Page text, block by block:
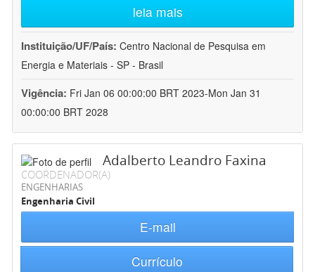
leia mais
Instituição/UF/País: Centro Nacional de Pesquisa em
Energia e Materiais - SP - Brasil
Vigência: Fri Jan 06 00:00:00 BRT 2023-Mon Jan 31
00:00:00 BRT 2028
Adalberto Leandro Faxina
COORDENADOR(A)
ENGENHARIAS
Engenharia Civil
E-mail
Currículo